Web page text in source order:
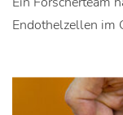
Endothelzellen im